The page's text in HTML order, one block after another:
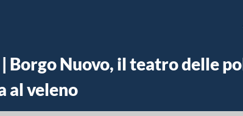
Borgo Nuovo, il teatro delle
al veleno